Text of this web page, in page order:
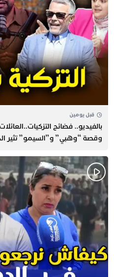
قبل يومين
بالفيديو.. فضائح
وقصة “وهبي” و”السيمو” تثير